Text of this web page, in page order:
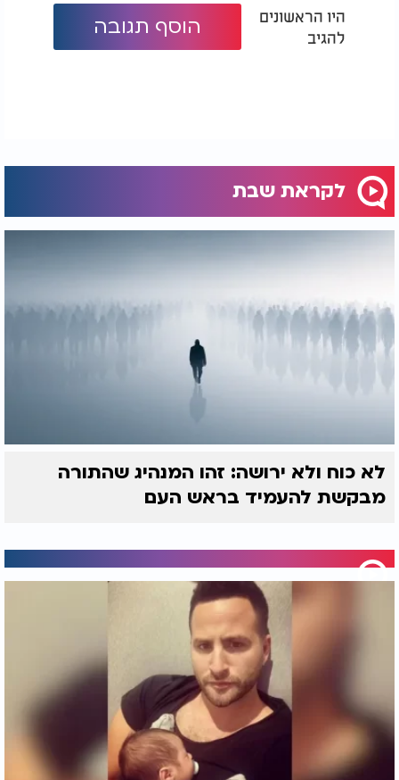
היו הראשונים
להגיב
הוסף תגובה
לקראת שבת
לא כוח ולא ירושה: זהו המנהיג שהתורה
מבקשת להעמיד בראש העם